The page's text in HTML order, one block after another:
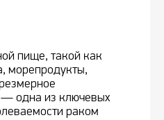
пище, такой как
морепродукты,
— одна из ключевых
раком